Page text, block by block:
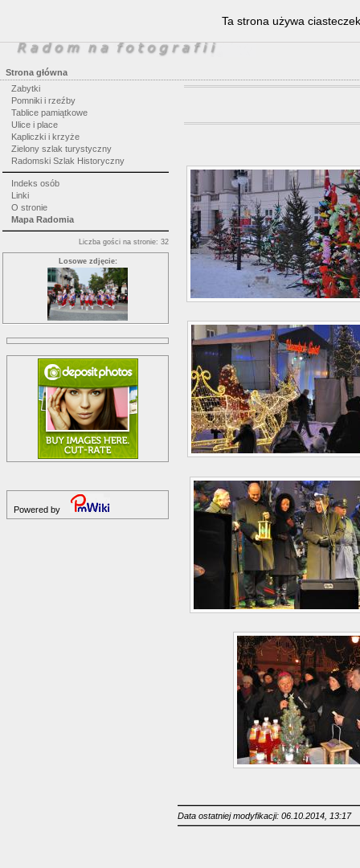
Strona główna
Zabytki
Pomniki i rzeźby
Tablice pamiątkowe
Ulice i place
Kapliczki i krzyże
Zielony szlak turystyczny
Radomski Szlak Historyczny
Indeks osób
Linki
O stronie
Mapa Radomia
Liczba gości na stronie: 32
Losowe zdjęcie:
Powered by
Data ostatniej modyfikacji: 06.10.2014, 13:17
Ta strona używa